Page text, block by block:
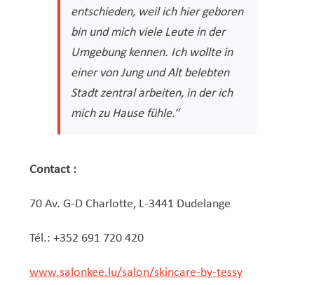
entschieden, weil ich hier geboren
bin und mich viele Leute in der
Umgebung kennen. Ich wollte in
einer von Jung und Alt belebten
Stadt zentral arbeiten, in der ich
mich zu Hause fühle.“
Contact :
70 Av. G-D Charlotte, L-3441 Dudelange
Tél.: +352 691 720 420
www.salonkee.lu/salon/skincare-by-tessy